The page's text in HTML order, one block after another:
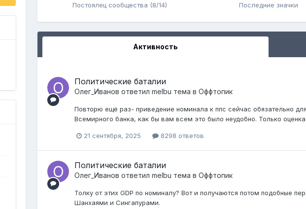
Постоялец сообщества (8/14) Последние значки
Активность
Политические баталии
Олег_Иванов ответил melbu тема в Оффтопик
Повторю ещё раз- приведение номинала к ппс сейчас обязательно
Всемирного банка, как бы вам всем это было неудобно. Только
21 сентября, 2025 8298 ответов
Политические баталии
Олег_Иванов ответил melbu тема в Оффтопик
Толку от этих GDP по номиналу? Вот и получаются потом подобные
Шанхаями и Сингапурами.